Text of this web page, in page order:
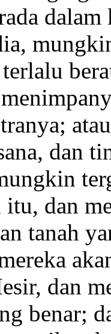
dalam
dan
dan
tanah
dan
benar;